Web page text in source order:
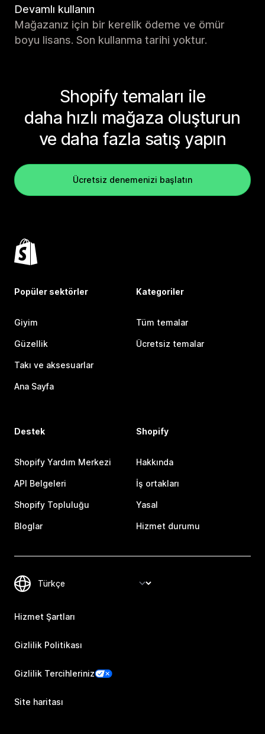
Devamlı kullanın
Mağazanız için bir kerelik ödeme ve ömür
boyu lisans. Son kullanma tarihi yoktur.
Shopify temaları ile
daha hızlı mağaza oluşturun
ve daha fazla satış yapın
Ücretsiz denemenizi başlatın
Popüler sektörler
Giyim
Güzellik
Takı ve aksesuarlar
Ana Sayfa
Kategoriler
Tüm temalar
Ücretsiz temalar
Destek
Shopify Yardım Merkezi
API Belgeleri
Shopify Topluluğu
Bloglar
Shopify
Hakkında
İş ortakları
Yasal
Hizmet durumu
Hizmet Şartları
Gizlilik Politikası
Gizlilik Tercihleriniz
Site haritası